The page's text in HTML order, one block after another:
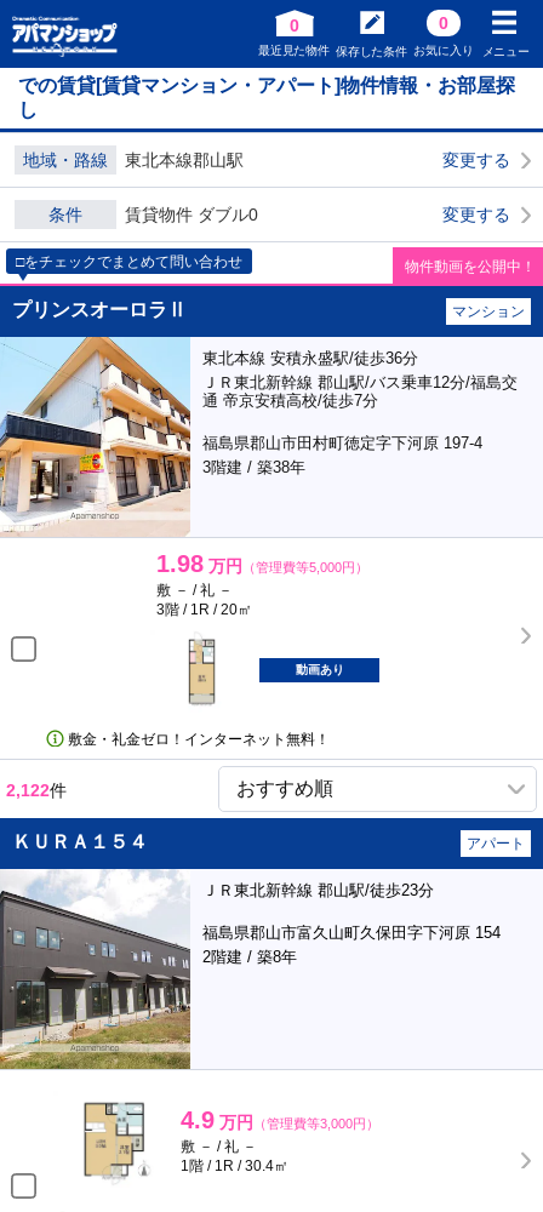
0
最近見た物件 保存した条件
0
お気に入り メニュー
での賃貸[賃貸マンション・アパート]物件情報・お部屋探
し
地域・路線 東北本線郡山駅 変更する
条件 賃貸物件 ダブル0 変更する
□をチェックでまとめて問い合わせ 物件動画を公開中！
プリンスオーロラⅡ マンション
東北本線 安積永盛駅/徒歩36分
ＪＲ東北新幹線 郡山駅/バス乗車12分/福島交
通 帝京安積高校/徒歩7分
福島県郡山市田村町徳定字下河原 197-4
3階建 / 築38年
1.98 万円 （管理費等5,000円）
敷 － / 礼 －
3階 / 1R / 20㎡
動画あり
敷金・礼金ゼロ！インターネット無料！
2,122件
ＫＵＲＡ１５４ アパート
ＪＲ東北新幹線 郡山駅/徒歩23分
福島県郡山市富久山町久保田字下河原 154
2階建 / 築8年
4.9 万円 （管理費等3,000円）
敷 － / 礼 －
1階 / 1R / 30.4㎡